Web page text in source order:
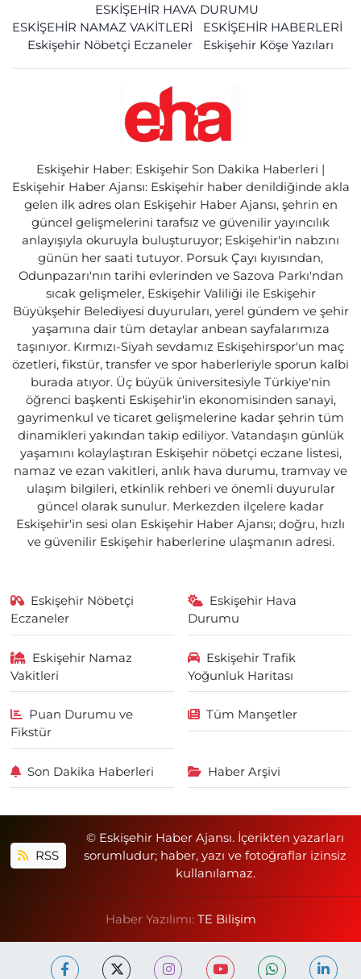
ESKİŞEHİR HAVA DURUMU
ESKİŞEHİR NAMAZ VAKİTLERİ
ESKİŞEHİR HABERLERİ
Eskişehir Nöbetçi Eczaneler
Eskişehir Köşe Yazıları
Eskişehir Haber: Eskişehir Son Dakika Haberleri |
Eskişehir Haber Ajansı: Eskişehir haber denildiğinde akla
gelen ilk adres olan Eskişehir Haber Ajansı, şehrin en
güncel gelişmelerini tarafsız ve güvenilir yayıncılık
anlayışıyla okuruyla buluşturuyor; Eskişehir'in nabzını
günün her saati tutuyor. Porsuk Çayı kıyısından,
Odunpazarı'nın tarihi evlerinden ve Sazova Parkı'ndan
sıcak gelişmeler, Eskişehir Valiliği ile Eskişehir
Büyükşehir Belediyesi duyuruları, yerel gündem ve şehir
yaşamına dair tüm detaylar anbean sayfalarımıza
taşınıyor. Kırmızı-Siyah sevdamız Eskişehirspor'un maç
özetleri, fikstür, transfer ve spor haberleriyle sporun kalbi
burada atıyor. Üç büyük üniversitesiyle Türkiye'nin
öğrenci başkenti Eskişehir'in ekonomisinden sanayi,
gayrimenkul ve ticaret gelişmelerine kadar şehrin tüm
dinamikleri yakından takip ediliyor. Vatandaşın günlük
yaşamını kolaylaştıran Eskişehir nöbetçi eczane listesi,
namaz ve ezan vakitleri, anlık hava durumu, tramvay ve
ulaşım bilgileri, etkinlik rehberi ve önemli duyurular
güncel olarak sunulur. Merkezden ilçelere kadar
Eskişehir'in sesi olan Eskişehir Haber Ajansı; doğru, hızlı
ve güvenilir Eskişehir haberlerine ulaşmanın adresi.
Eskişehir Nöbetçi
Eczaneler
Eskişehir Hava
Durumu
Eskişehir Namaz
Vakitleri
Eskişehir Trafik
Yoğunluk Haritası
Puan Durumu ve
Fikstür
Tüm Manşetler
Son Dakika Haberleri Haber Arşivi
RSS
© Eskişehir Haber Ajansı. İçerikten yazarları
sorumludur; haber, yazı ve fotoğraflar izinsiz
kullanılamaz.
Haber Yazılımı: TE Bilişim